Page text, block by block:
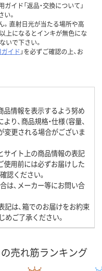
ガイド「返品・交換について」
。
。直射日光が当たる場所や高
上になるとインキが無色にな
いで下さい。
イド 」を必ずご確認の上、お
品情報を表示するよう努め
り、商品規格・仕様（容量、
変更される場合がございま
サイト上の商品情報の表記
使用前には必ずお届けした
認ください。
は、メーカー等にお問い合
記は、箱でのお届けをお約束
めご了承ください。
の売れ筋ランキング